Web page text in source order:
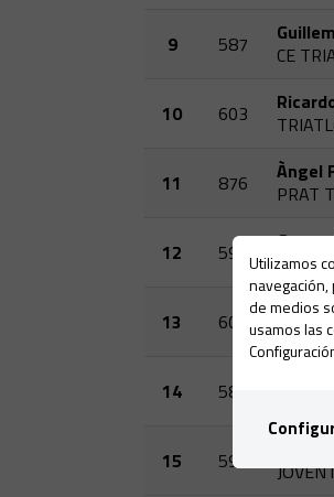
9 587
CE
10 603
11 876
Àngel
PRAT
12 593
13 600
Mario
14 589
15 594
Utilizamos
de medios
usamos las